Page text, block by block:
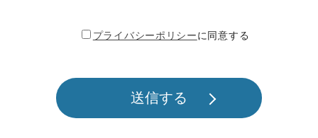
プライバシーポリシーに同意する
送信する